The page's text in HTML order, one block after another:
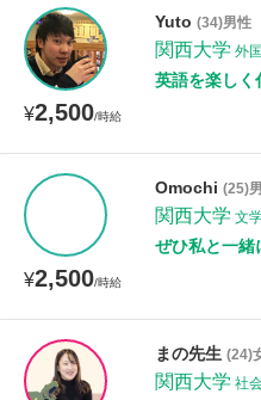
¥2,500/時給
Yuto (34)男性
関西大学 外
英語を楽しく
¥2,500/時給
Omochi (25)
関西大学 文
ぜひ私と一緒
まの先生 (24)
関西大学 社